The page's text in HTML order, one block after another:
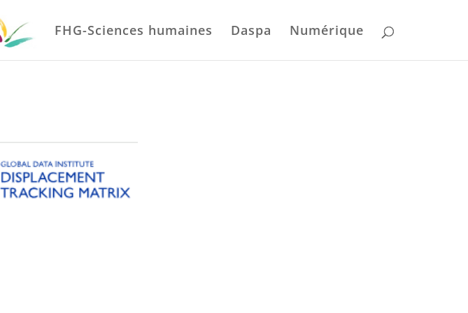
FHG-Sciences humaines Daspa Numérique